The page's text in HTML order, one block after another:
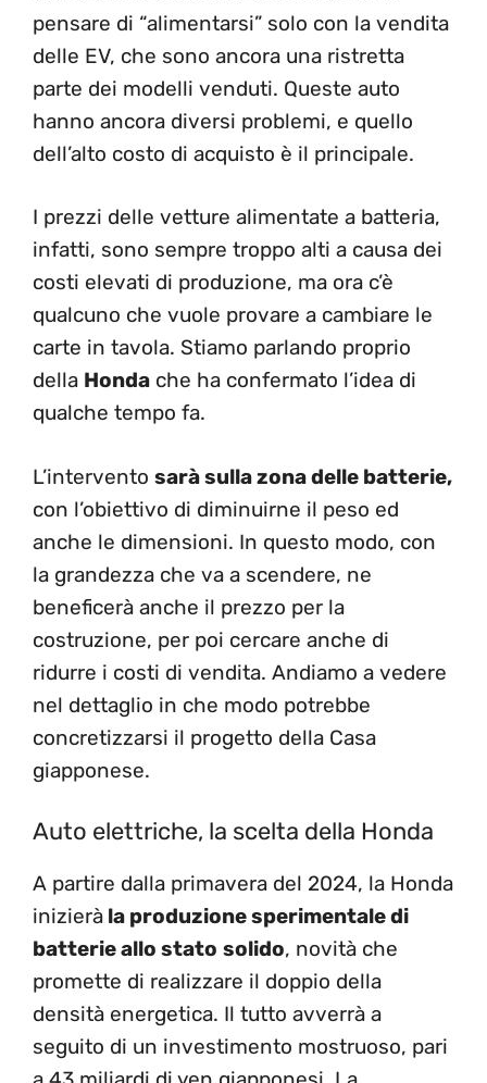
pensare di “alimentarsi” solo con la vendita
delle EV, che sono ancora una ristretta
parte dei modelli venduti. Queste auto
hanno ancora diversi problemi, e quello
dell’alto costo di acquisto è il principale.
I prezzi delle vetture alimentate a batteria,
infatti, sono sempre troppo alti a causa dei
costi elevati di produzione, ma ora c’è
qualcuno che vuole provare a cambiare le
carte in tavola. Stiamo parlando proprio
della Honda che ha confermato l’idea di
qualche tempo fa.
L’intervento sarà sulla zona delle batterie,
con l’obiettivo di diminuirne il peso ed
anche le dimensioni. In questo modo, con
la grandezza che va a scendere, ne
beneficerà anche il prezzo per la
costruzione, per poi cercare anche di
ridurre i costi di vendita. Andiamo a vedere
nel dettaglio in che modo potrebbe
concretizzarsi il progetto della Casa
giapponese.
Auto elettriche, la scelta della Honda
A partire dalla primavera del 2024, la Honda
inizierà la produzione sperimentale di
batterie allo stato solido, novità che
promette di realizzare il doppio della
densità energetica. Il tutto avverrà a
seguito di un investimento mostruoso, pari